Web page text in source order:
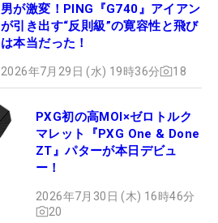
男が激変！PING『G740』アイアン
が引き出す“反則級”の寛容性と飛び
は本当だった！
2026年7月29日 (水) 19時36分 18
PXG初の高MOI×ゼロトルク
マレット『PXG One & Done
ZT』パターが本日デビュ
ー！
2026年7月30日 (木) 16時46分
20